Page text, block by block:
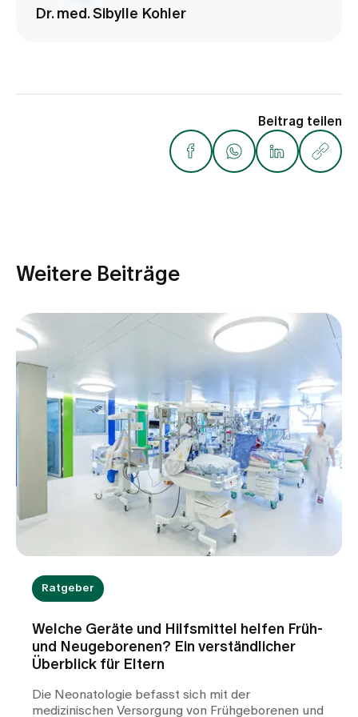
Dr. med. Sibylle Kohler
Beitrag teilen
Weitere Beiträge
Ratgeber
Welche Geräte und Hilfsmittel helfen Früh-
und Neugeborenen? Ein verständlicher
Überblick für Eltern
Die Neonatologie befasst sich mit der
medizinischen Versorgung von Frühgeborenen und